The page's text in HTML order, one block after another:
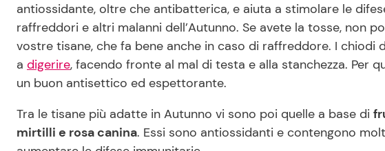
antiossidante, oltre che antibatterica, e aiuta a stimolare le
raffreddori e altri malanni dell’Autunno. Se avete la tosse, non
vostre tisane, che fa bene anche in caso di raffreddore. I chiodi
a digerire, facendo fronte al mal di testa e alla stanchezza. Per
un buon antisettico ed espettorante.
Tra le tisane più adatte in Autunno vi sono poi quelle a base di
mirtilli e rosa canina. Essi sono antiossidanti e contengono